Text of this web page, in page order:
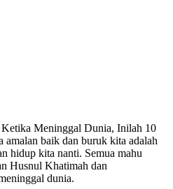
Meninggal Dunia, Inilah 10
amalan baik dan buruk kita adalah
hidup kita nanti. Semua mahu
Husnul Khatimah dan
dunia.